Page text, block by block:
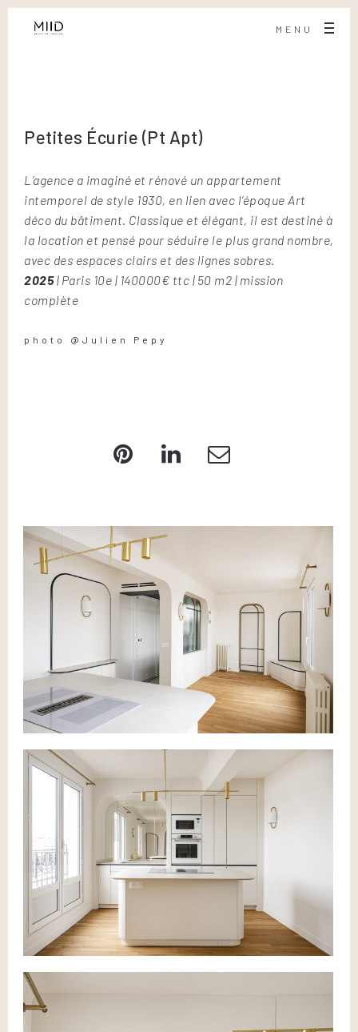
MENU
Petites Écurie (Pt Apt)
L’agence a imaginé et rénové un appartement
intemporel de style 1930, en lien avec l’époque Art
déco du bâtiment. Classique et élégant, il est destiné à
la location et pensé pour séduire le plus grand nombre,
avec des espaces clairs et des lignes sobres.
2025| Paris 10e | 140000€ ttc | 50 m2 | mission
complète
photo @Julien Pepy